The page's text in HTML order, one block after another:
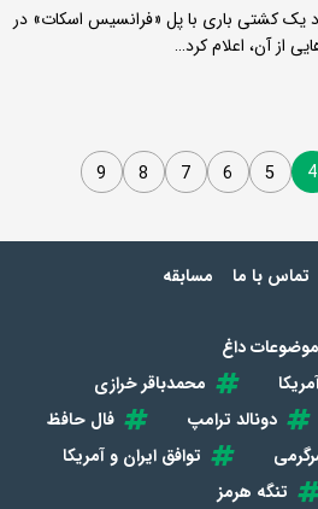
یک کشتی باری با پل «فرانسیس اسکات» در
از آن، اعلام کرد…
4
5
6
7
8
9
تماس با ما مسابقه
موضوعات داغ
محمدباقر خرازی
دونالد ترامپ
فال حافظ
توافق ایران و آمریکا
تنگه هرمز